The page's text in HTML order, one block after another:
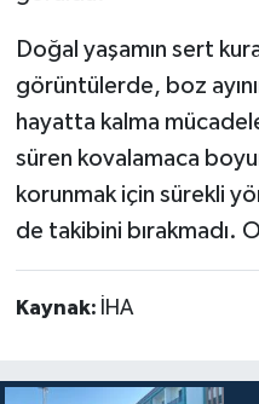
Doğal yaşamın sert
görüntülerde, boz
hayatta kalma
süren kovalamaca
korunmak için sürekli
de takibini bırakmadı.
Kaynak: İHA